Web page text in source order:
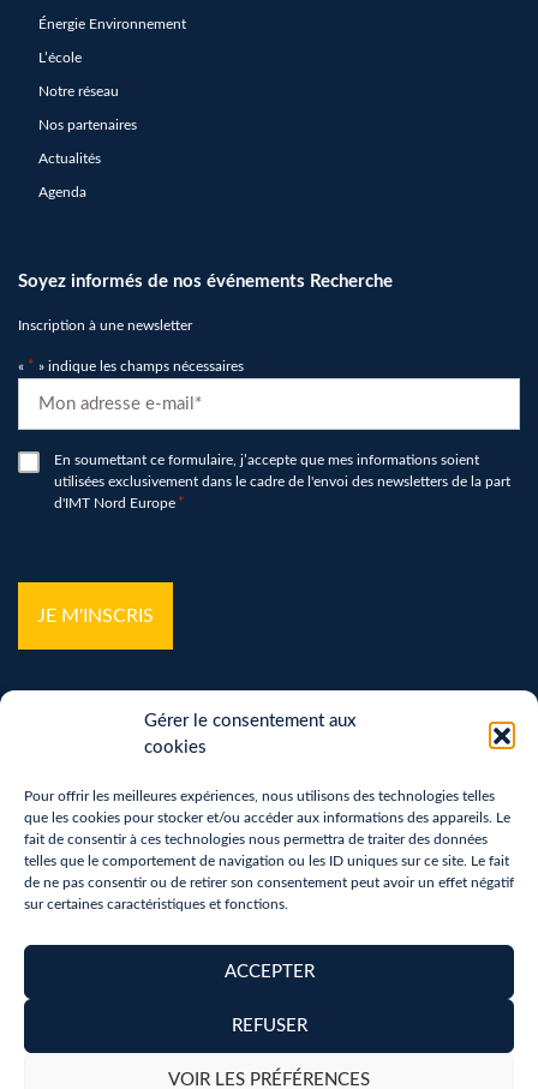
Gérer le consentement aux
cookies
Pour offrir les meilleures expériences, nous utilisons des technologies telles
que les cookies pour stocker et/ou accéder aux informations des appareils. Le
fait de consentir à ces technologies nous permettra de traiter des données
telles que le comportement de navigation ou les ID uniques sur ce site. Le fait
de ne pas consentir ou de retirer son consentement peut avoir un effet négatif
sur certaines caractéristiques et fonctions.
ACCEPTER
REFUSER
VOIR LES PRÉFÉRENCES
Énergie Environnement
L’école
Notre réseau
Nos partenaires
Actualités
Agenda
Soyez informés de nos événements Recherche
Inscription à une newsletter
« * » indique les champs nécessaires
*
RGPDEn soumettant ce formulaire, j’accepte que mes informations soient
utilisées exclusivement dans le cadre de l'envoi des newsletters de la part
d'IMT Nord Europe *
Copyright 2026 - Réalisation :
Mentions légales
Politique de confidentialité
Vos droits sur vos données personnelles
Politique de cookies (UE)